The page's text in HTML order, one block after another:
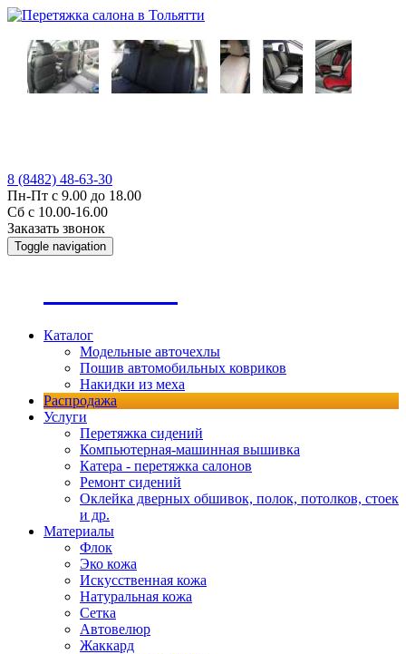
8 (8482) 48-63-30
Пн-Пт с 9.00 до 18.00
Сб с 10.00-16.00
Заказать звонок
Toggle navigation
Каталог
Модельные авточехлы
Пошив автомобильных ковриков
Накидки из меха
Распродажа
Услуги
Перетяжка сидений
Компьютерная-машинная вышивка
Катера - перетяжка салонов
Ремонт сидений
Оклейка дверных обшивок, полок, потолков, стоек
и др.
Материалы
Флок
Эко кожа
Искусственная кожа
Натуральная кожа
Сетка
Автовелюр
Жаккард